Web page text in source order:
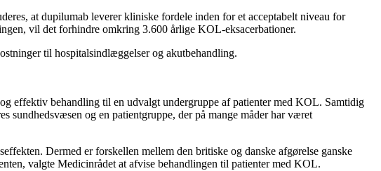
at dupilumab leverer kliniske fordele inden for et acceptabelt niveau for
vil det forhindre omkring 3.600 årlige KOL-eksacerbationer.
til hospitalsindlæggelser og akutbehandling.
effektiv behandling til en udvalgt undergruppe af patienter med KOL. Samtidig
sundhedsvæsen og en patientgruppe, der på mange måder har været
Dermed er forskellen mellem den britiske og danske afgørelse ganske
valgte Medicinrådet at afvise behandlingen til patienter med KOL.